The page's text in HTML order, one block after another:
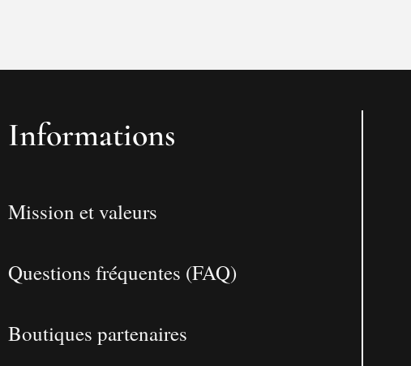
Informations
Mission et valeurs
Questions fréquentes (FAQ)
Boutiques partenaires